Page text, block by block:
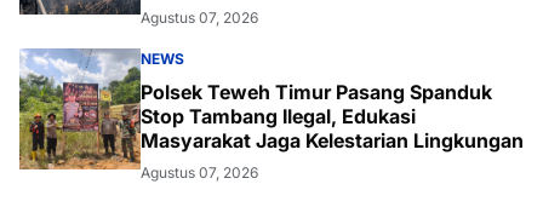
Agustus 07, 2026
NEWS
Polsek Teweh Timur Pasang Spanduk
Stop Tambang Ilegal, Edukasi
Masyarakat Jaga Kelestarian Lingkungan
Agustus 07, 2026